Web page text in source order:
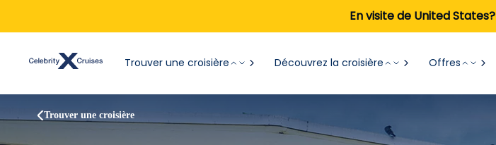
En visite de United States?
Trouver une croisière Découvrez la croisière Offres
Trouver une croisière